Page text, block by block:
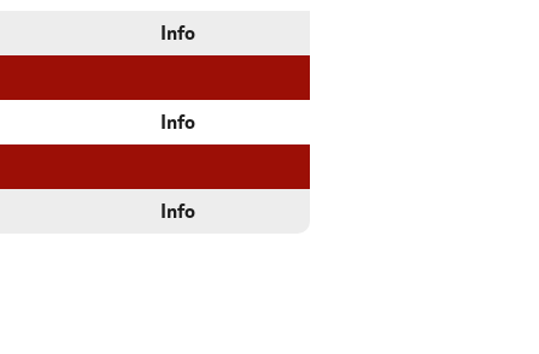
Info
Info
Info